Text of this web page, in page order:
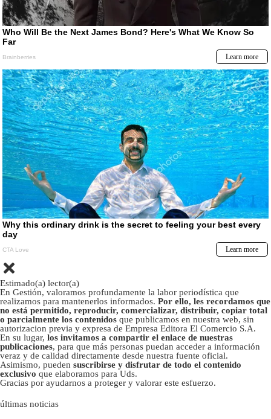
Estimado(a) lector(a)
En Gestión, valoramos profundamente la labor periodística que
realizamos para mantenerlos informados. Por ello, les recordamos que
no está permitido, reproducir, comercializar, distribuir, copiar total
o parcialmente los contenidos que publicamos en nuestra web, sin
autorizacion previa y expresa de Empresa Editora El Comercio S.A.
En su lugar, los invitamos a compartir el enlace de nuestras
publicaciones, para que más personas puedan acceder a información
veraz y de calidad directamente desde nuestra fuente oficial.
Asimismo, pueden suscribirse y disfrutar de todo el contenido
exclusivo que elaboramos para Uds.
Gracias por ayudarnos a proteger y valorar este esfuerzo.
últimas noticias